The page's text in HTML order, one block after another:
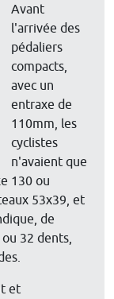
Avant
l'arrivée des
pédaliers
compacts,
avec un
entraxe de
110mm, les
cyclistes
n'avaient que
130 ou
53x39, et
de
32 dents,
et